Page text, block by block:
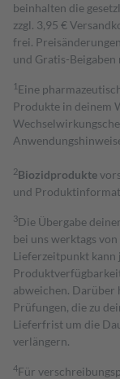
beinhalten die
zzgl. 3,95 €
frei.
und Gratis-
1 Eine
Produkte in deinem
2Biozidprodukte
und
3Die Übergabe
bei uns werktags
Lieferzeitpunkt kann
abweichen. Darüber
Prüfungen, die zu
Lieferfrist um die
verlängern.
4Für